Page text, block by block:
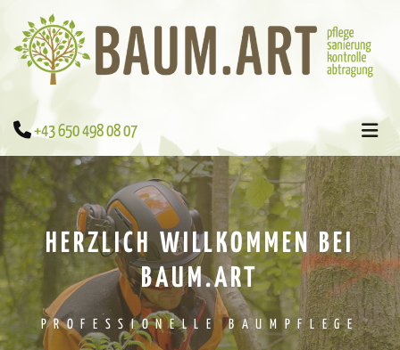
+43 650 498 08 07
HERZLICH WILLKOMMEN BEI
BAUM.ART
PROFESSIONELLE BAUMPFLEGE